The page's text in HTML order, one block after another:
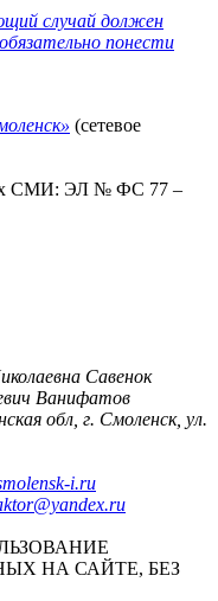
случай должен
понести
(сетевое
СМИ: ЭЛ № ФС 77 –
Савенок
Ванифатов
обл, г. Смоленск, ул.
i.ru
НА САЙТЕ, БЕЗ